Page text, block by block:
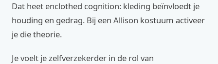
Dat heet enclothed cognition: kleding beïnvloedt je
houding en gedrag. Bij een Allison kostuum activeer
je die theorie.
Je voelt je zelfverzekerder in de rol van